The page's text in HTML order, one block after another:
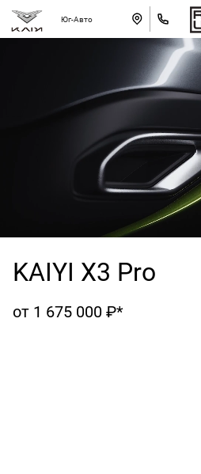
Юг-Авто
KAIYI X3 Pro
от 1 675 000 ₽*